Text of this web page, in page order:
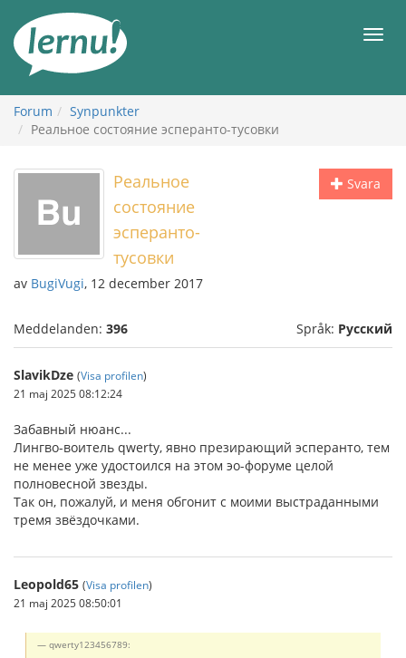
sidans
innehåll
Meny
Forum
Synpunkter
Реальное состояние эсперанто-тусовки
Svara
Реальное
состояние
эсперанто-
тусовки
av BugiVugi, 12 december 2017
Meddelanden: 396 Språk: Русский
SlavikDze (Visa profilen)
21 maj 2025 08:12:24
Забавный нюанс...
Лингво-воитель qwerty, явно презирающий эсперанто, тем
не менее уже удостоился на этом эо-форуме целой
полновесной звезды.
Так он, пожалуй, и меня обгонит с моими выстраданными
тремя звёздочками.
Leopold65 (Visa profilen)
21 maj 2025 08:50:01
qwerty123456789: